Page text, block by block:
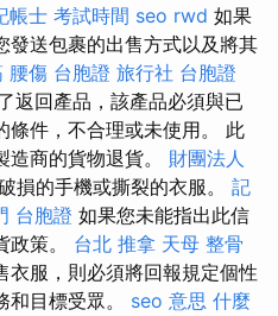
帳士 考試時間 seo rwd 如果
發送包裹的出售方式以及將其
腰傷 台胞證 旅行社 台胞證
返回產品，該產品必須與已
條件，不合理或未使用。 此
商的貨物退貨。 財團法人
損的手機或撕裂的衣服。 記
台胞證 如果您未能指出此信
政策。 台北 推拿 天母 整骨
衣服，則必須將回報規定個性
和目標受眾。 seo 意思 什麼